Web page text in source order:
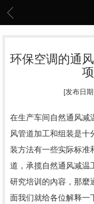
环保空调的通
[发布日
在生产车间自然通风减
风管道加工和组装是十
装方法有一些实际标准
道，承揽自然通风减温
研究培训的內容，那麼
面我们就给各位解释一